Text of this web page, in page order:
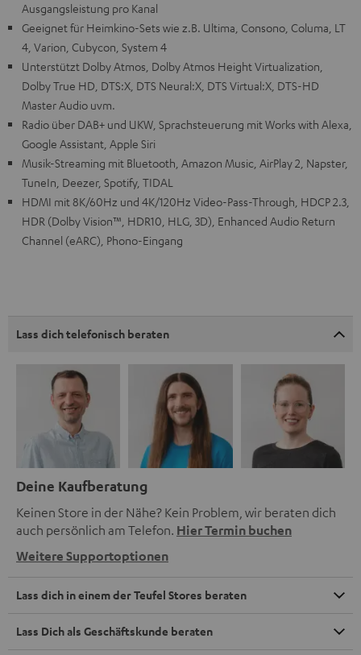
Ausgangsleistung pro Kanal
Geeignet für Heimkino-Sets wie z.B. Ultima, Consono, Columa, LT
4, Varion, Cubycon, System 4
Unterstützt Dolby Atmos, Dolby Atmos Height Virtualization,
Dolby True HD, DTS:X, DTS Neural:X, DTS Virtual:X, DTS-HD
Master Audio uvm.
Radio über DAB+ und UKW, Sprachsteuerung mit Works with Alexa,
Google Assistant, Apple Siri
Musik-Streaming mit Bluetooth, Amazon Music, AirPlay 2, Napster,
TuneIn, Deezer, Spotify, TIDAL
HDMI mit 8K/60Hz und 4K/120Hz Video-Pass-Through, HDCP 2.3,
HDR (Dolby Vision™, HDR10, HLG, 3D), Enhanced Audio Return
Channel (eARC), Phono-Eingang
Lass dich telefonisch beraten
Deine Kaufberatung
Keinen Store in der Nähe? Kein Problem, wir beraten dich
auch persönlich am Telefon. Hier Termin buchen
Weitere Supportoptionen
Lass dich in einem der Teufel Stores beraten
Lass Dich als Geschäftskunde beraten